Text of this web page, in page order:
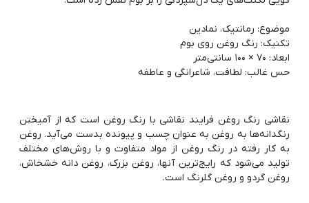
حس غالب: لطافت، شاعرانگی و عاطفه
نقاشی رنگ روغن فرایند نقاشی با رنگ روغن است که از آمیختن
رنگدانه‌ها به روغن به عنوان چسب و پیونده بدست می‌آید. روغن
به کار رفته در رنگ روغن از مواد متفاوت و با روش‌های مختلف
تولید می‌شود که رایج‌ترین آنها، روغن بزرک، روغن دانه خشخاش،
روغن گردو و روغن گلرنگ است.